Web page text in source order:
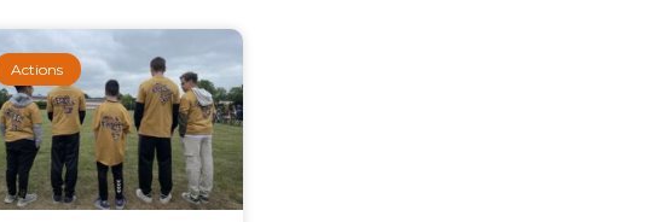
Actions